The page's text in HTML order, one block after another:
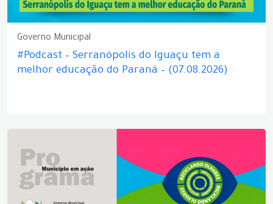
Governo Municipal
#Podcast – Serranópolis do Iguaçu tem a
melhor educação do Paraná – (07.08.2026)